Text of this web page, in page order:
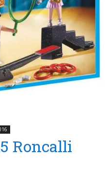
Roncalli